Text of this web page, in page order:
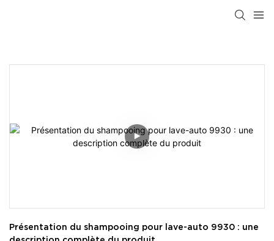
Présentation du shampooing pour lave-auto 9930 : une